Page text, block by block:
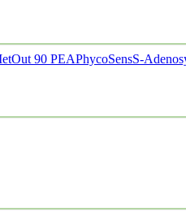
90 PEAPhycoSensS-